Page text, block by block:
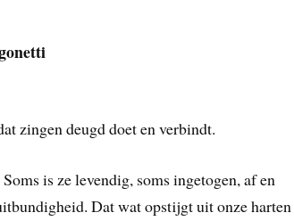
zingen deugd doet en verbindt.
is ze levendig, soms ingetogen, af en
Dat wat opstijgt uit onze harten